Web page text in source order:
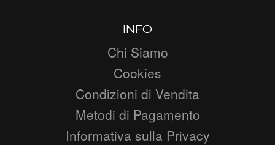
INFO
Chi Siamo
Cookies
Condizioni di Vendita
Metodi di Pagamento
Informativa sulla Privacy